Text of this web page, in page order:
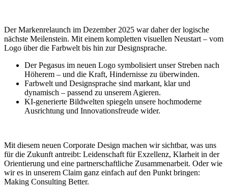
Der Markenrelaunch im Dezember 2025 war daher der logische
nächste Meilenstein. Mit einem kompletten visuellen Neustart – vom
Logo über die Farbwelt bis hin zur Designsprache.
Der Pegasus im neuen Logo symbolisiert unser Streben nach
Höherem – und die Kraft, Hindernisse zu überwinden.
Farbwelt und Designsprache sind markant, klar und
dynamisch – passend zu unserem Agieren.
KI-generierte Bildwelten spiegeln unsere hochmoderne
Ausrichtung und Innovationsfreude wider.
Mit diesem neuen Corporate Design machen wir sichtbar, was uns
für die Zukunft antreibt: Leidenschaft für Exzellenz, Klarheit in der
Orientierung und eine partnerschaftliche Zusammenarbeit. Oder wie
wir es in unserem Claim ganz einfach auf den Punkt bringen:
Making Consulting Better.